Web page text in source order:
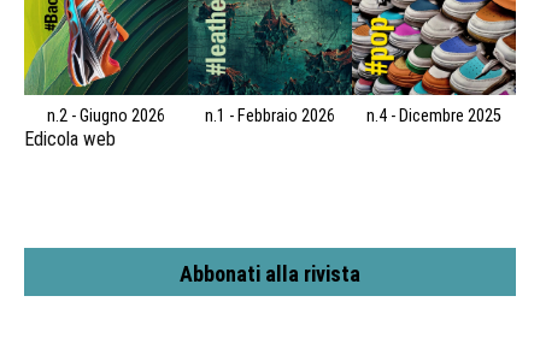
n.2 - Giugno 2026 n.1 - Febbraio 2026 n.4 - Dicembre 2025
Edicola web
Abbonati alla rivista